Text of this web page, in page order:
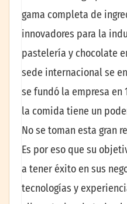
gama completa de
innovadores para la
pastelería y chocolate
sede internacional se
se fundó la empresa en
la comida tiene un
No se toman esta gran
Es por eso que su
a tener éxito en sus
tecnologías y